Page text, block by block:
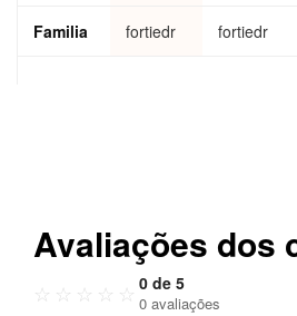
for
Familia fortiedr fortiedr
Avaliações dos
☆ ☆ ☆ ☆ ☆ 0 de 5
0 avaliações